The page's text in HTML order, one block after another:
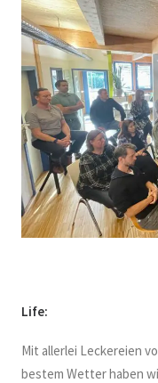
Life:
Mit allerlei Leckereien
bestem Wetter haben